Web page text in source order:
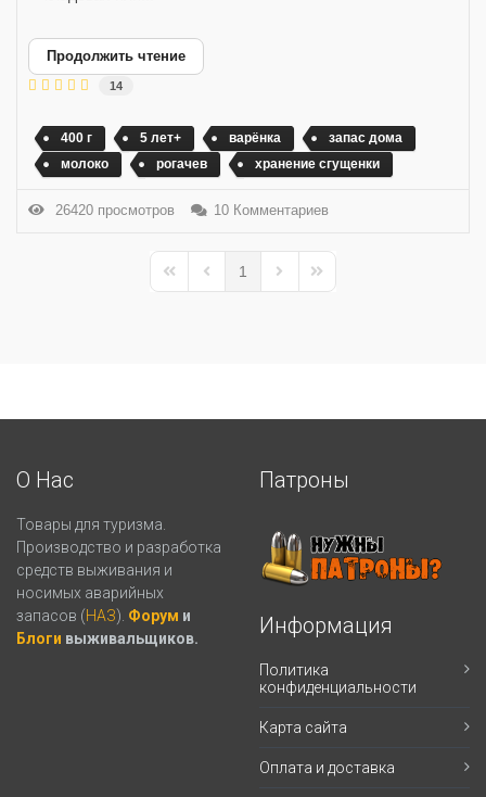
Продолжить чтение
14
400 г 5 лет+ варёнка
запас дома
молоко
рогачев хранение сгущенки
26420 просмотров 10 Комментариев
First PagePrevious Page
1
Next PageLast Page
О Нас
Товары для туризма.
Производство и разработка
средств выживания и
носимых аварийных
запасов (НАЗ). Форум и
Блоги выживальщиков.
Патроны
Информация
Политика
конфиденциальности
Карта сайта
Оплата и доставка